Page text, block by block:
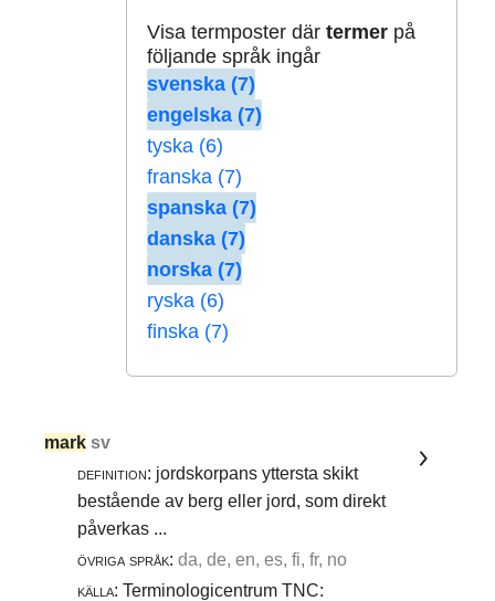
Visa termposter där termerpå
följande språk ingår
svenska (7)
engelska (7)
tyska (6)
franska (7)
spanska (7)
danska (7)
norska (7)
ryska (6)
finska (7)
mark sv
definition: jordskorpans yttersta skikt
bestående av berg eller jord, som direkt
påverkas ...
övriga språk: da, de, en, es, fi, fr, no
källa: Terminologicentrum TNC: